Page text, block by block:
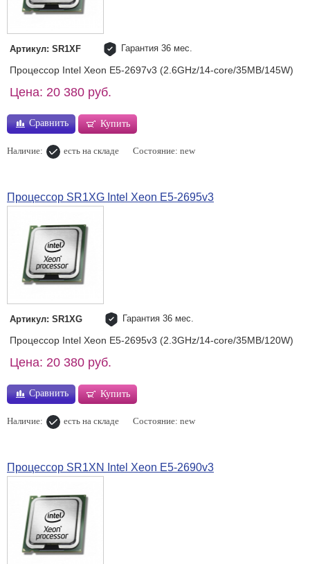
Артикул: SR1XF Гарантия 36 мес.
Процессор Intel Xeon E5-2697v3 (2.6GHz/14-core/35MB/145W)
Цена: 20 380 руб.
Сравнить Купить
Наличие: есть на складе Состояние: new
Процессор SR1XG Intel Xeon E5-2695v3
Артикул: SR1XG Гарантия 36 мес.
Процессор Intel Xeon E5-2695v3 (2.3GHz/14-core/35MB/120W)
Цена: 20 380 руб.
Сравнить Купить
Наличие: есть на складе Состояние: new
Процессор SR1XN Intel Xeon E5-2690v3